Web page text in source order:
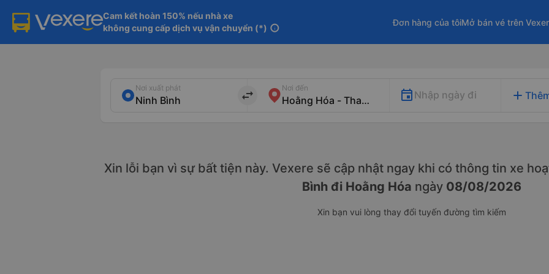
Cam kết hoàn 150% nếu nhà xe
không cung cấp dịch vụ vận chuyển (*) info
Đơn hàng của tôiMở bán vé trên
Nơi xuất phát
import_export
Nơi đến
Nhập ngày đi add
Xin lỗi bạn vì sự bất tiện này. Vexere sẽ cập nhật ngay khi có thông tin xe
Bình đi Hoằng Hóa ngày 08/08/2026
Xin bạn vui lòng thay đổi tuyến đường tìm kiếm